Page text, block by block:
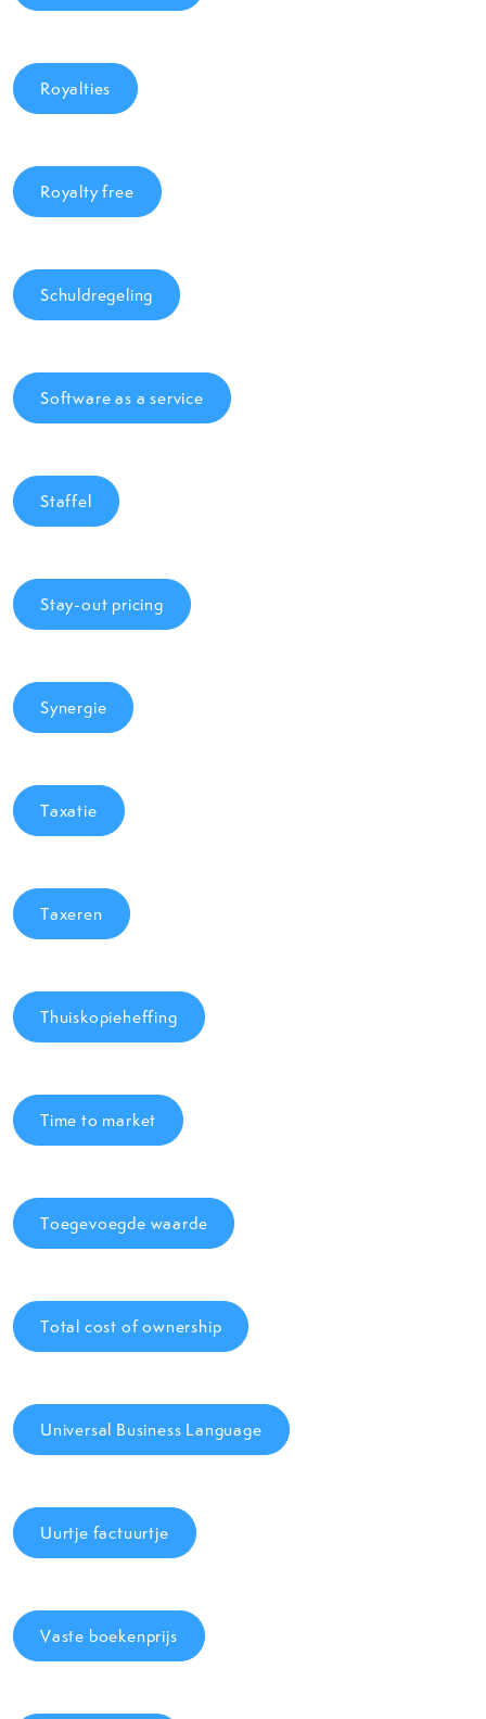
Royalties
Royalty free
Schuldregeling
Software as a service
Staffel
Stay-out pricing
Synergie
Taxatie
Taxeren
Thuiskopieheffing
Time to market
Toegevoegde waarde
Total cost of ownership
Universal Business Language
Uurtje factuurtje
Vaste boekenprijs